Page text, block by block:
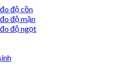
độ cồn
độ mặn
độ ngọt